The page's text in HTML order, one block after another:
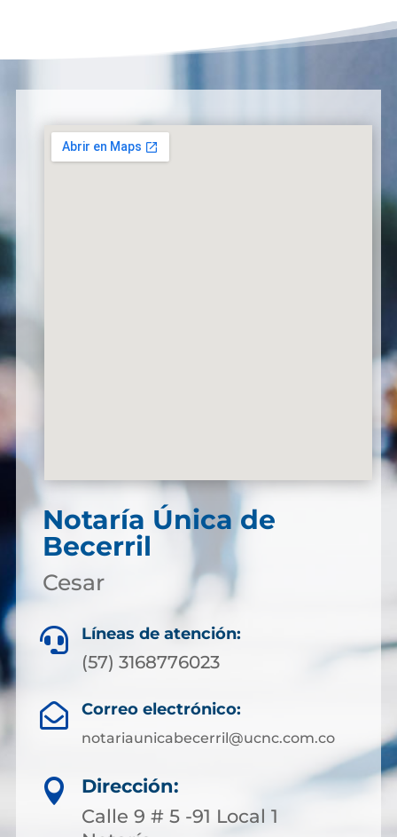
Notaría Única de
Becerril
Cesar
 Líneas de atención:
(57) 3168776023
 Correo electrónico:
notariaunicabecerril@ucnc.com.co

Dirección:
Calle 9 # 5 -91 Local 1